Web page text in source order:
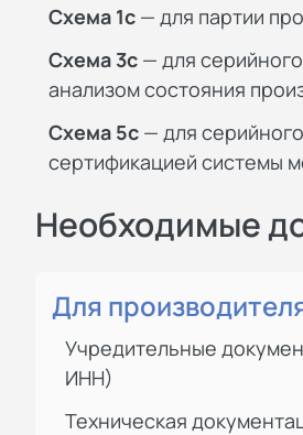
Схема 1с — для партии
Схема 3с — для
анализом состояния
Схема 5с — для
сертификацией системы
Необходимые
Для
Учредительные
ИНН)
Техническая